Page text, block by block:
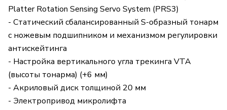
Platter Rotation Sensing Servo System (PRS3)
- Статический сбалансированный S-образный тонарм
с ножевым подшипником и механизмом регулировки
антискейтинга
- Настройка вертикального угла трекинга VTA
(высоты тонарма) (+6 мм)
- Акриловый диск толщиной 20 мм
- Электропривод микролифта